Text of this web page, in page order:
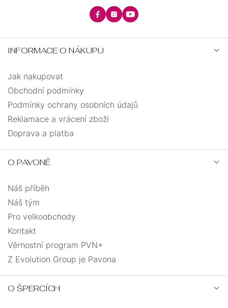
INFORMACE O NÁKUPU
Jak nakupovat
Obchodní podmínky
Podmínky ochrany osobních údajů
Reklamace a vrácení zboží
Doprava a platba
O PAVONĚ
Náš příběh
Náš tým
Pro velkoobchody
Kontakt
Věrnostní program PVN+
Z Evolution Group je Pavona
O ŠPERCÍCH